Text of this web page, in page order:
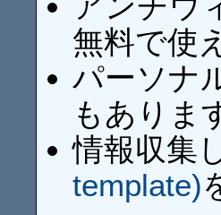
無料で使
パーソナ
もありま
情報収集
template)